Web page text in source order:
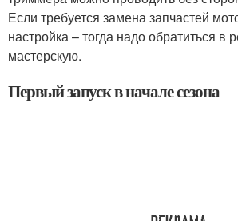
Если требуется замена запчастей
настройка – тогда надо обратиться в
мастерскую.
Первый запуск в начале сезона